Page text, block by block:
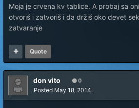
Moja je crvena kv tablice. A probaj sa
otvoriš i zatvoriš i da držiš oko devet
zatvaranje
Quote
don vito 0
Posted May 18, 2014